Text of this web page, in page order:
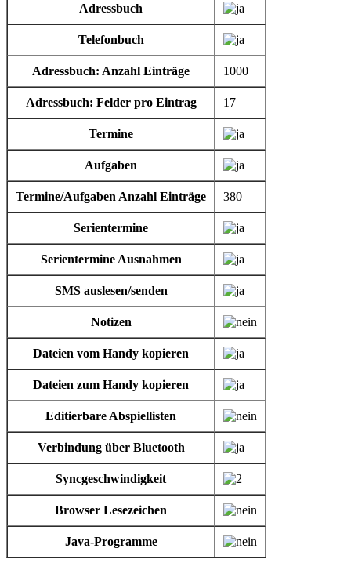
Adressbuch
Telefonbuch
Adressbuch: Anzahl Einträge 1000
Adressbuch: Felder pro Eintrag 17
Termine
Aufgaben
Termine/Aufgaben Anzahl Einträge 380
Serientermine
Serientermine Ausnahmen
SMS auslesen/senden
Notizen
Dateien vom Handy kopieren
Dateien zum Handy kopieren
Editierbare Abspiellisten
Verbindung über Bluetooth
Syncgeschwindigkeit
Browser Lesezeichen
Java-Programme